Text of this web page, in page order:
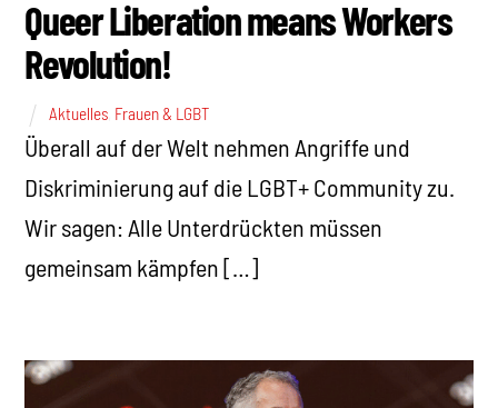
Queer Liberation means Workers
Revolution!
Aktuelles Frauen & LGBT
Überall auf der Welt nehmen Angriffe und
Diskriminierung auf die LGBT+ Community zu.
Wir sagen: Alle Unterdrückten müssen
gemeinsam kämpfen […]